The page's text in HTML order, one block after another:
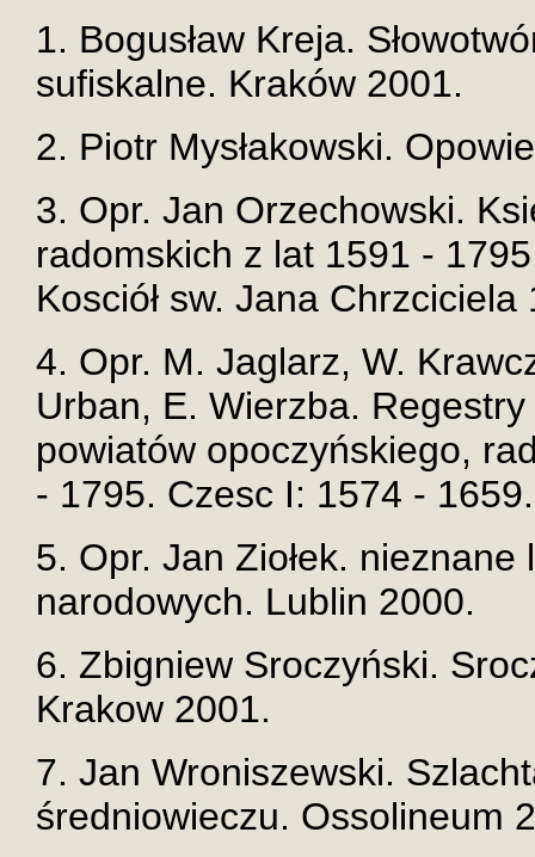
1. Bogusław Kreja.
sufiskalne. Kraków 2001.
2. Piotr Mysłakowski.
3. Opr. Jan Orzechowski.
radomskich z lat 1591 -
Kosciół sw. Jana
4. Opr. M. Jaglarz, W.
Urban, E. Wierzba.
powiatów opoczyńskiego,
- 1795. Czesc I: 1574 -
5. Opr. Jan Ziołek.
narodowych. Lublin 2000.
6. Zbigniew Sroczyński.
Krakow 2001.
7. Jan Wroniszewski.
średniowieczu. Ossolineum